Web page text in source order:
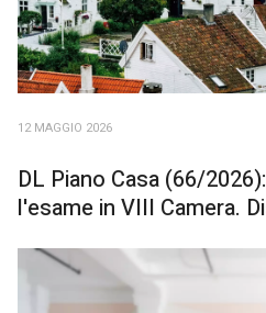
12 MAGGIO 2026
DL Piano Casa (66/
l'esame in VIII Camera.